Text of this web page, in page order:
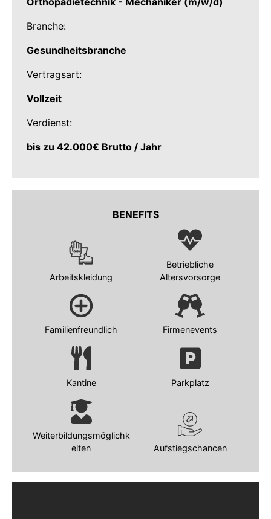
Branche:
Gesundheitsbranche
Vertragsart:
Vollzeit
Verdienst:
bis zu 42.000€ Brutto / Jahr
BENEFITS
Arbeitskleidung
Betriebliche
Altersvorsorge
Familienfreundlich Firmenevents
Kantine Parkplatz
Weiterbildungsmöglichk
eiten
Aufstiegschancen